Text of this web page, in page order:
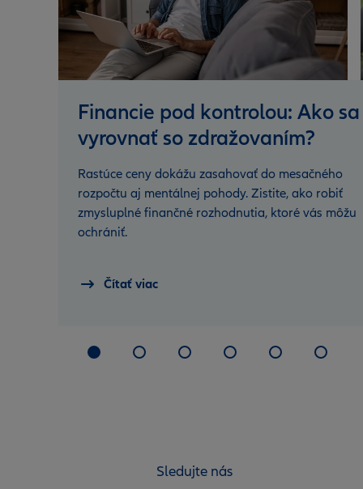
Financie pod kontrolou: Ako sa
vyrovnať so zdražovaním?
Rastúce ceny dokážu zasahovať do mesačného
rozpočtu aj mentálnej pohody. Zistite, ako robiť
zmysluplné finančné rozhodnutia, ktoré vás môžu
ochrániť.
Čítať viac
Sledujte nás